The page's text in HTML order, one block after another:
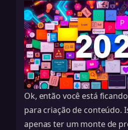
Ok, então você está
para criação de conteúdo.
apenas ter um monte de